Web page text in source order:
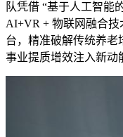
队凭借 “基于人工智能
AI+VR + 物联网融合
台，精准破解传统养
事业提质增效注入新动